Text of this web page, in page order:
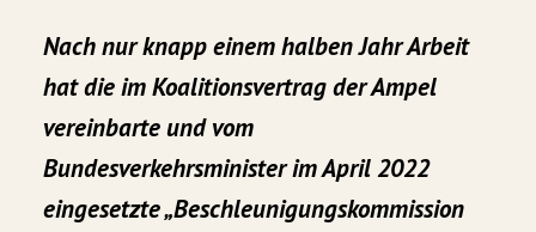
Nach nur knapp einem halben Jahr Arbeit
hat die im Koalitionsvertrag der Ampel
vereinbarte und vom
Bundesverkehrsminister im April 2022
eingesetzte „Beschleunigungskommission